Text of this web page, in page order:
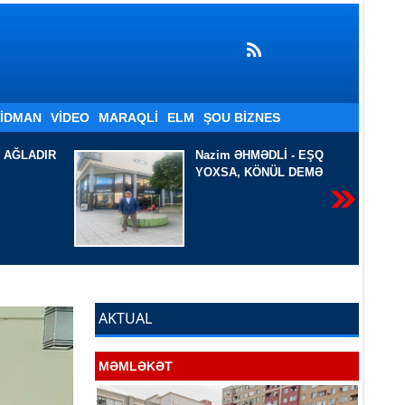
İDMAN VIDEO MARAQLI ELM ŞOU BIZNES
- EŞQ
QARA DƏNİZ SAHİLİNDƏ
AKTUAL
MƏMLƏKƏT